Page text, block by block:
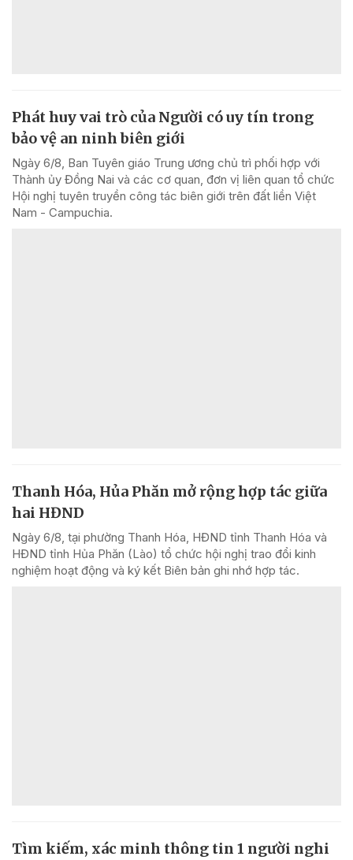
Phát huy vai trò của Người có uy tín trong
bảo vệ an ninh biên giới
Ngày 6/8, Ban Tuyên giáo Trung ương chủ trì phối hợp với
Thành ủy Đồng Nai và các cơ quan, đơn vị liên quan tổ chức
Hội nghị tuyên truyền công tác biên giới trên đất liền Việt
Nam - Campuchia.
Thanh Hóa, Hủa Phăn mở rộng hợp tác giữa
hai HĐND
Ngày 6/8, tại phường Thanh Hóa, HĐND tỉnh Thanh Hóa và
HĐND tỉnh Hủa Phăn (Lào) tổ chức hội nghị trao đổi kinh
nghiệm hoạt động và ký kết Biên bản ghi nhớ hợp tác.
Tìm kiếm, xác minh thông tin 1 người nghi